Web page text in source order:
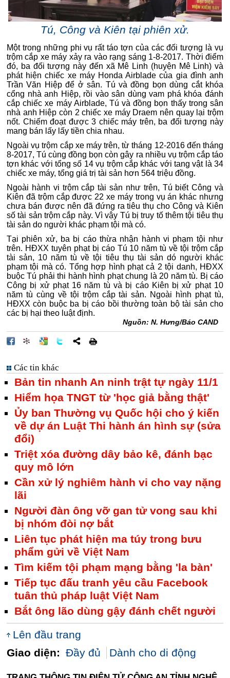
Tú, Công và Kiên tại phiên xử.
Một trong những phi vụ rất táo tợn của các đối tượng là vụ
trộm cắp xe máy xảy ra vào rạng sáng 1-8-2017. Thời điểm
đó, ba đối tượng này đến xã Mê Linh (huyện Mê Linh) và
phát hiện chiếc xe máy Honda Airblade của gia đình anh
Trần Văn Hiệp để ở sân. Tú và đồng bọn dùng cắt khóa
cổng nhà anh Hiệp, rồi vào sân dùng vam phá khóa đánh
cắp chiếc xe máy Airblade, Tú và đồng bọn thấy trong sân
nhà anh Hiệp còn 2 chiếc xe máy Draem nên quay lại trộm
nốt. Chiếm đoạt được 3 chiếc máy trên, ba đối tượng này
mang bán lấy lấy tiền chia nhau.
Ngoài vụ trộm cắp xe máy trên, từ tháng 12-2016 đến tháng
8-2017, Tú cùng đồng bọn còn gây ra nhiều vụ trộm cắp táo
tợn khác với tổng số 14 vụ trộm cắp khác với tang vật là 34
chiếc xe máy, tổng giá trị tài sản hơn 564 triệu đồng.
Ngoài hành vi trộm cắp tài sản như trên, Tú biết Công và
Kiên đã trộm cắp được 22 xe máy trong vụ án khác nhưng
chưa bán được nên đã đứng ra tiêu thụ cho Công và Kiên
số tài sản trộm cắp này. Vì vậy Tú bị truy tố thêm tội tiêu thụ
tài sản do người khác phạm tội mà có.
Tại phiên xử, ba bị cáo thừa nhận hành vi phạm tội như
trên. HĐXX tuyên phạt bị cáo Tú 10 năm tù về tội trộm cắp
tài sản, 10 năm tù về tội tiêu thụ tài sản dó người khác
phạm tội mà có. Tổng hợp hình phạt cả 2 tội danh, HĐXX
buộc Tú phải thi hành hình phạt chung là 20 năm tù. Bị cáo
Công bị xử phạt 16 năm tù và bị cáo Kiên bị xử phạt 10
năm tù cùng về tội trộm cắp tài sản. Ngoài hình phạt tù,
HĐXX còn buộc ba bị cáo bồi thường toàn bộ tài sản cho
các bị hại theo luật định.
Nguồn: N. Hưng/Báo CAND
Các tin khác
Bản tin nhanh An ninh trật tự ngày 11/1
Hiểm họa TNGT từ 'học giả bằng thật'
Ủy ban Thường vụ Quốc hội cho ý kiến
về dự án Luật Thi hành án hình sự (sửa
đổi)
Triệt xóa đường dây bảo kê, đánh bạc
quy mô lớn
Cần xử lý nghiêm hành vi cho vay nặng
lãi
Người đàn ông vỡ gan tử vong sau khi
bị nhóm đòi nợ bắt
Liên tục phát hiện ma túy trong bưu
phẩm gửi về Việt Nam
Tìm kiếm tội phạm mạng bằng 'la bàn'
Tiếp tục đấu tranh yêu cầu Facebook
tuân thủ pháp luật Việt Nam
Bắt ông lão dùng gậy đánh chết người
Lên đầu trang
Giao diện: Đầy đủ Dành cho di động